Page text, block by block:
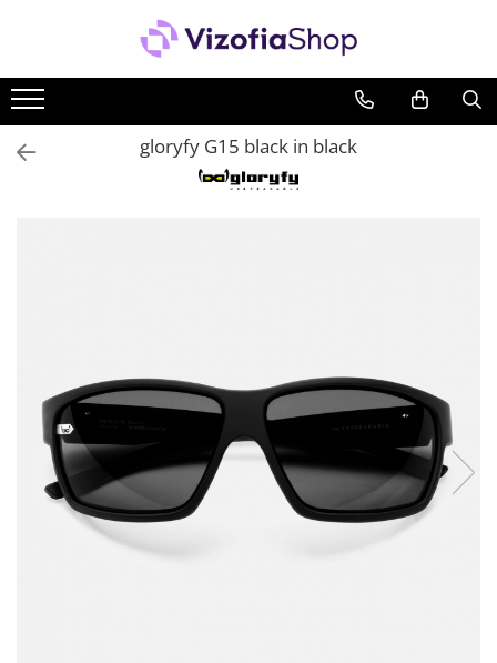
SOLUȚII ÎNTREȚINERE LENTILE DE
PACHETE AVANTAJOASE SOLUȚII
Pachete întreținere lentile moi
Pachete întreținere lentile dure/
RGP/ Ortho-K
PACHETE LENTILE DE CONTACT
Lentile sferice
gloryfy G15 black in black